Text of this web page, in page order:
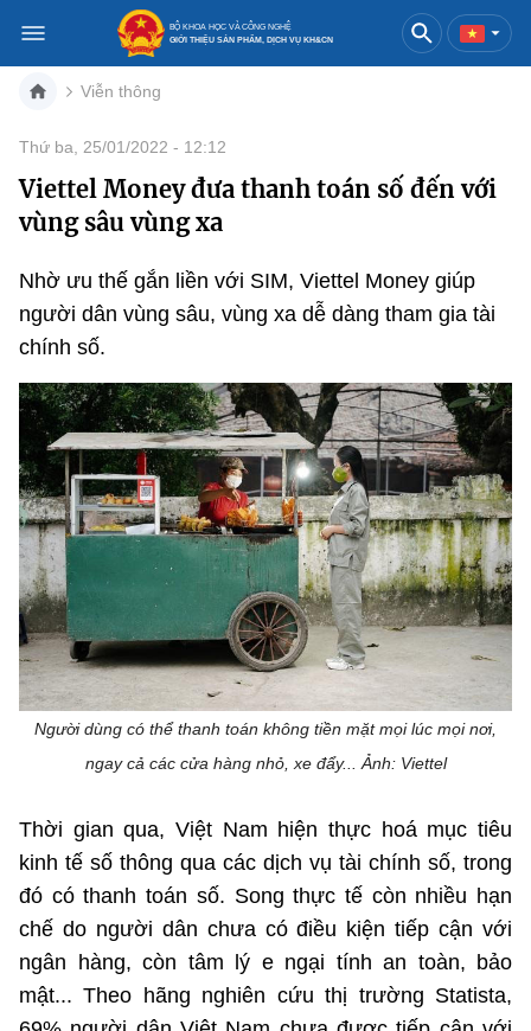
BỘ KHOA HỌC VÀ CÔNG NGHỆ
GIỚI THIỆU SẢN PHẨM, DỊCH VỤ KH&CN
Danh mục
Trang chủ
Khoa học và công nghệ
Sản phẩm
Dịch vụ
Báo in
Báo điện tử
Phát hành
Truyền hình
Đổi mới sáng tạo
Sản phẩm
Dịch vụ
Bưu chính
Sản phẩm
Dịch vụ
Bưu chính
Chuyển phát nhanh
Viễn thông
Sản phẩm
Dịch vụ
Phần cứng
Phần mềm
Tần số vô tuyến điện
Giải pháp
Công nghệ thông tin, Điện tử
Sản phẩm
Dịch vụ
Phần cứng
Nội dung số
Chữ ký số
Giải pháp
Lĩnh vực khác
Tư vấn
Hành chính
Bảng điện tử
Chọn ngôn ngữ
Việt Nam English
Hệ thống nội bộ
Điều khoản sử dụng
Sơ đồ trang
Viễn thông
Thứ ba, 25/01/2022 - 12:12
Viettel Money đưa thanh toán số đến với
vùng sâu vùng xa
Nhờ ưu thế gắn liền với SIM, Viettel Money giúp
người dân vùng sâu, vùng xa dễ dàng tham gia tài
chính số.
Người dùng có thể thanh toán không tiền mặt mọi lúc mọi nơi,
ngay cả các cửa hàng nhỏ, xe đẩy... Ảnh: Viettel
Thời gian qua, Việt Nam hiện thực hoá mục tiêu
kinh tế số thông qua các dịch vụ tài chính số, trong
đó có thanh toán số. Song thực tế còn nhiều hạn
chế do người dân chưa có điều kiện tiếp cận với
ngân hàng, còn tâm lý e ngại tính an toàn, bảo
mật... Theo hãng nghiên cứu thị trường Statista,